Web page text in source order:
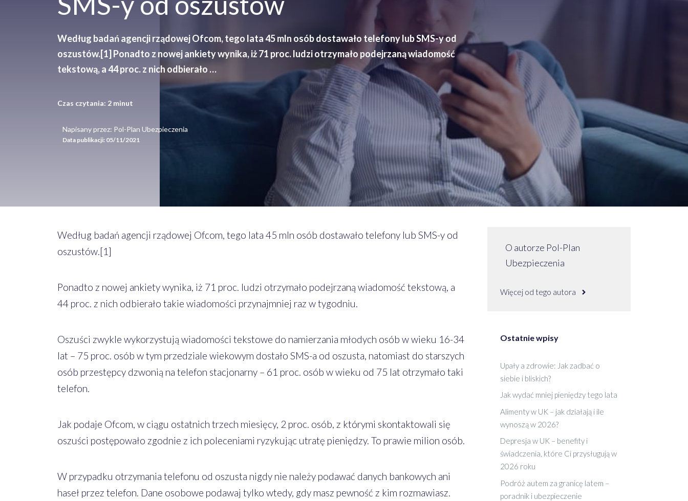
Według badań agencji rządowej Ofcom, tego lata 45 mln osób dostawało telefony lub SMS-y od
oszustów.[1] Ponadto z nowej ankiety wynika, iż 71 proc. ludzi otrzymało podejrzaną wiadomość
tekstową, a 44 proc. z nich odbierało …
Czas czytania: 2 minut
Napisany przez: Pol-Plan Ubezpieczenia
Data publikacji: 05/11/2021
Według badań agencji rządowej Ofcom, tego lata 45 mln osób dostawało telefony lub SMS-y od
oszustów.[1]
Ponadto z nowej ankiety wynika, iż 71 proc. ludzi otrzymało podejrzaną wiadomość tekstową, a
44 proc. z nich odbierało takie wiadomości przynajmniej raz w tygodniu.
Oszuści zwykle wykorzystują wiadomości tekstowe do namierzania młodych osób w wieku 16-34
lat – 75 proc. osób w tym przedziale wiekowym dostało SMS-a od oszusta, natomiast do starszych
osób przestępcy dzwonią na telefon stacjonarny – 61 proc. osób w wieku od 75 lat otrzymało taki
telefon.
Jak podaje Ofcom, w ciągu ostatnich trzech miesięcy, 2 proc. osób, z którymi skontaktowali się
oszuści postępowało zgodnie z ich poleceniami ryzykując utratę pieniędzy. To prawie milion osób.
W przypadku otrzymania telefonu od oszusta nigdy nie należy podawać danych bankowych ani
haseł przez telefon. Dane osobowe podawaj tylko wtedy, gdy masz pewność z kim rozmawiasz.
O autorze Pol-Plan
Ubezpieczenia
Więcej od tego autora
Ostatnie wpisy
Upały a zdrowie: Jak zadbać o
siebie i bliskich?
Jak wydać mniej pieniędzy tego lata
Alimenty w UK – jak działają i ile
wynoszą w 2026?
Depresja w UK – benefity i
świadczenia, które Ci przysługują w
2026 roku
Podróż autem za granicę latem –
poradnik i ubezpieczenie